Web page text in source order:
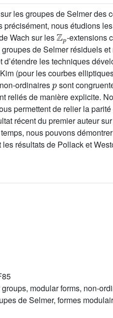
les groupes de Selmer des
nous étudions
Wach sur les
ℤp
-extensions
de Selmer résiduels
les techniques
(pour les courbes
ordinaires
p
sont
reliés de manière explicite.
permettent de relier la
récent du premier auteur
nous pouvons
résultats de Pollack et
modular forms, non-
de Selmer, formes